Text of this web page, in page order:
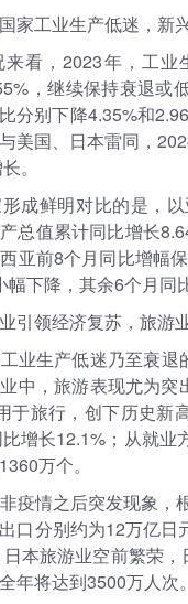
家工业生产低迷，新
来看，2023年，工
，继续保持衰退或
分别下降4.35%和
美国、日本雷同，
。
成鲜明对比的是，
总值累计同比增长
亚前8个月同比增幅
下降，其余6个月同
引领经济复苏，旅游
业生产低迷乃至衰
中，旅游表现尤为
于旅行，创下历史新
增长12.1%；从就
万个。
疫情之后突发现象，
口分别约为12万亿
本旅游业空前繁荣
年将达到3500万人次